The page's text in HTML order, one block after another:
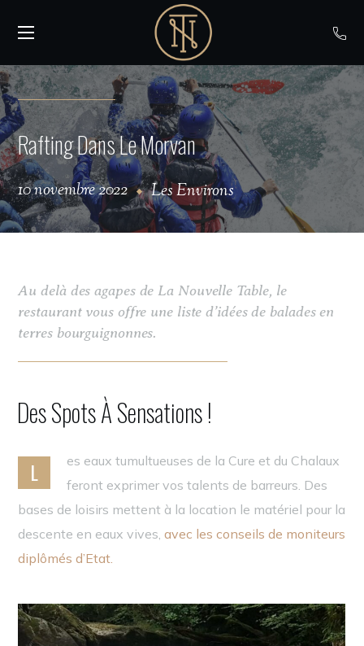
Rafting Dans Le Morvan
10 novembre 2022 Les Environs
Au delà des agapes de La Nouvelle Table, le
restaurant vous offre une liste d’idées de balades en
terres bourguignonnes.
Des Spots À Sensations !
L
es eaux tumultueuses de la Cure et du Chalaux
feront exprimer vos talents de barreurs. Des
bases de loisirs mettent à la location le matériel pour la
descente en eaux vives,avec les conseils de moniteurs
diplômés d’Etat.